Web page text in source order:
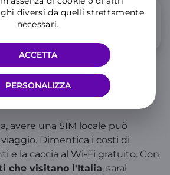
diversi da quelli strettamente
necessari.
PERSONALIZZA
ACCETTA
SIM WINDTRE anche
Turisti in Italia:
Confini
avere una SIM locale può
Dimentica i costi di
e la caccia al Wi-Fi gratuito. Con
che visitano l'Italia, sarai